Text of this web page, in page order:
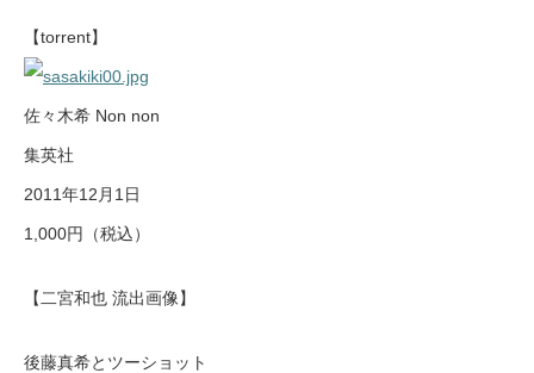
【torrent】
佐々木希 Non non
集英社
2011年12月1日
1,000円（税込）
【二宮和也 流出画像】
後藤真希とツーショット